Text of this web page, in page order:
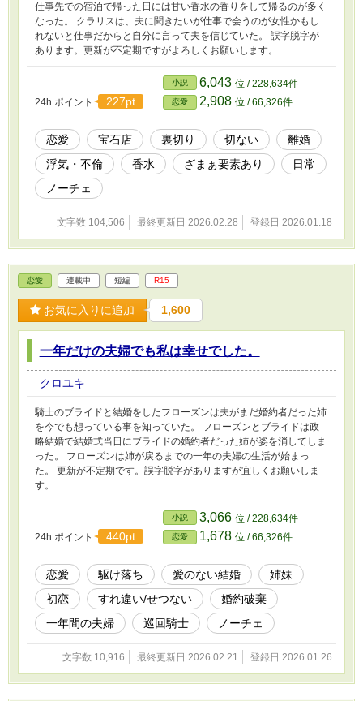
仕事先での宿泊で帰った日には甘い香水の香りをして帰るのが多く
なった。 クラリスは、夫に聞きたいが仕事で会うのが女性かもし
れないと仕事だからと自分に言って夫を信じていた。 誤字脱字が
あります。更新が不定期ですがよろしくお願いします。
24h.ポイント 227pt
小説 6,043 位 / 228,634件
恋愛 2,908 位 / 66,326件
恋愛 宝石店 裏切り 切ない
離婚
浮気・不倫
香水 ざまぁ要素あり
日常
ノーチェ
文字数 104,506 最終更新日 2026.02.28 登録日 2026.01.18
恋愛 連載中 短編 R15
お気に入りに追加 1,600
一年だけの夫婦でも私は幸せでした。
クロユキ
騎士のブライドと結婚をしたフローズンは夫がまだ婚約者だった姉
を今でも想っている事を知っていた。 フローズンとブライドは政
略結婚で結婚式当日にブライドの婚約者だった姉が姿を消してしま
った。 フローズンは姉が戻るまでの一年の夫婦の生活が始まっ
た。 更新が不定期です。誤字脱字がありますが宜しくお願いしま
す。
24h.ポイント 440pt
小説 3,066 位 / 228,634件
恋愛 1,678 位 / 66,326件
恋愛 駆け落ち 愛のない結婚
姉妹
初恋
すれ違い/せつない
婚約破棄
一年間の夫婦
巡回騎士 ノーチェ
文字数 10,916 最終更新日 2026.02.21 登録日 2026.01.26